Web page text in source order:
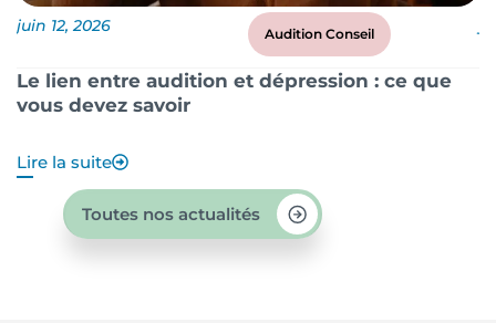
juin 12, 2026 Audition Conseil
Le lien entre audition et dépression : ce que
vous devez savoir
Lire la suite
Toutes nos actualités